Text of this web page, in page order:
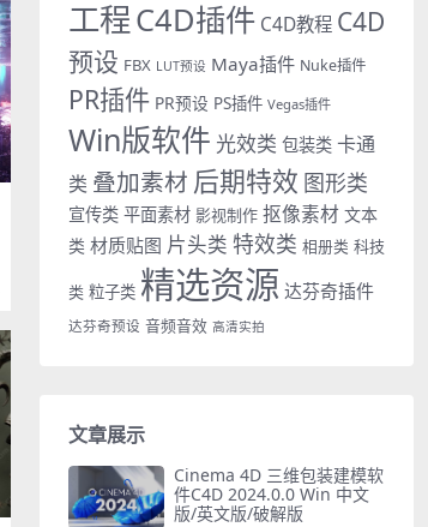
工程C4D插件 C4D教程 C4D
预设 FBX LUT预设 Maya插件 Nuke插件
PR插件 PR预设 PS插件 Vegas插件
Win版软件 光效类 包装类 卡通
类 叠加素材 后期特效 图形类
宣传类 平面素材 影视制作 抠像素材 文本
类 材质贴图 片头类 特效类 相册类 科技
类 粒子类 精选资源 达芬奇插件
达芬奇预设 音频音效 高清实拍
文章展示
Cinema 4D 三维包装建模软
件C4D 2024.0.0 Win 中文
版/英文版/破解版